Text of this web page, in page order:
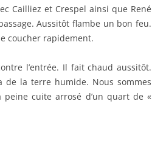
Cailliez et Crespel ainsi que René
Aussitôt flambe un bon feu.
coucher rapidement.
l’entrée. Il fait chaud aussitôt.
la terre humide. Nous sommes
cuite arrosé d’un quart de «